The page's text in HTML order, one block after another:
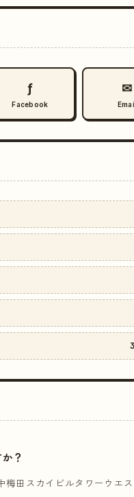
ƒ
Facebook
✉
？
梅田スカイビルタワーウエ